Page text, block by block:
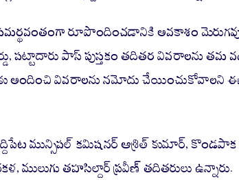
రూపొందించడానికి అవకాశం
పట్టాదారు పాస్ పుస్తకం తదితర వివరాలను తమ
అందించి వివరాలను నమోదు చేయించుకోవాలని
మున్సిపల్ కమిషనర్ ఆశ్రిత్ కుమార్, కొండపాక
ములుగు తహసిల్దార్ ప్రవీణ్ తదితరులు ఉన్నారు.